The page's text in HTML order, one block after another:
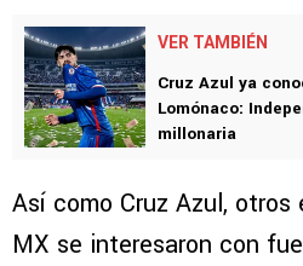
VER TAMBIÉN
Cruz Azul ya
Lomónaco:
millonaria
Así como Cruz Azul, otros
MX se interesaron con